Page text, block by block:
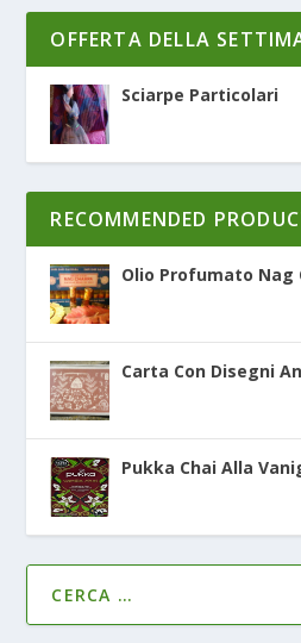
OFFERTA DELLA
Sciarpe Particolari
RECOMMENDED
Olio Profumato Nag
Carta Con Disegni
Pukka Chai Alla